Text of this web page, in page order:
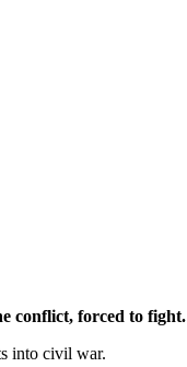
conflict, forced to fight.
into civil war.